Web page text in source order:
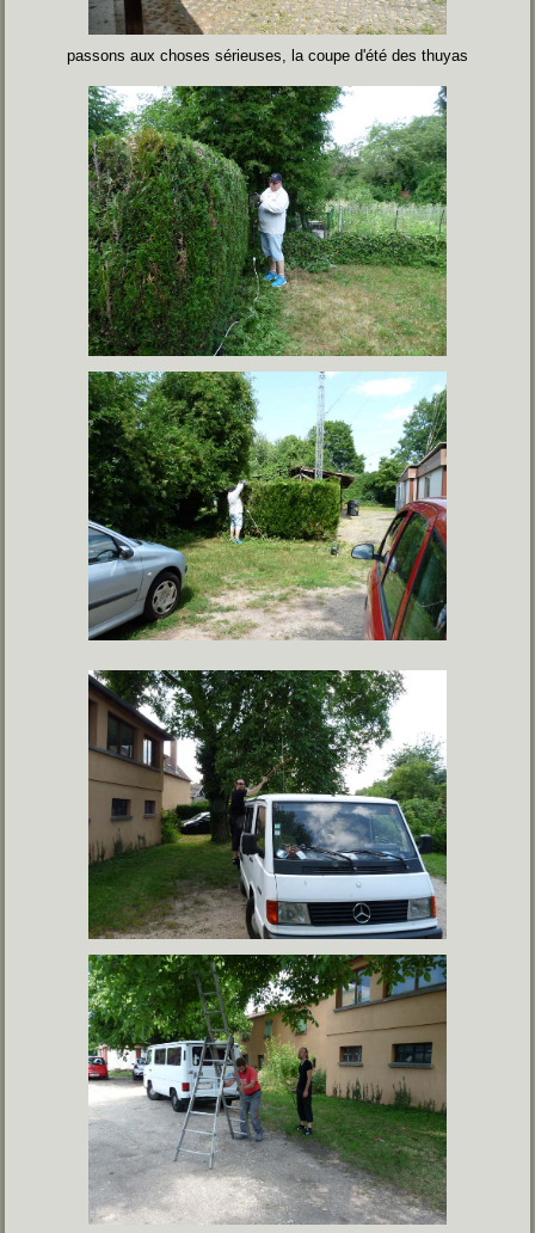
passons aux choses sérieuses, la coupe d'été des thuyas